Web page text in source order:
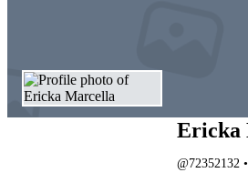
Ericka
@72352132 •